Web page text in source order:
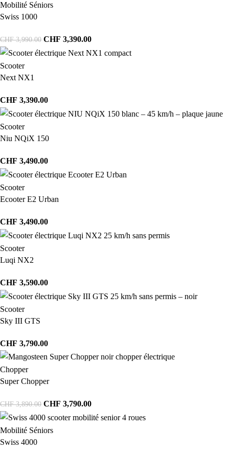
Mobilité Séniors
Swiss 1000
CHF3,990.00 CHF 3,390.00
Scooter
Next NX1
CHF 3,390.00
Scooter
Niu NQiX 150
CHF 3,490.00
Scooter
Ecooter E2 Urban
CHF 3,490.00
Scooter
Luqi NX2
CHF 3,590.00
Scooter
Sky III GTS
CHF 3,790.00
Chopper
Super Chopper
CHF3,890.00 CHF 3,790.00
Mobilité Séniors
Swiss 4000